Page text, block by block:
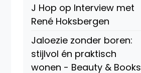
J Hop op Interview met
René Hoksbergen
Jaloezie zonder boren:
stijlvol én praktisch
wonen - Beauty & Books